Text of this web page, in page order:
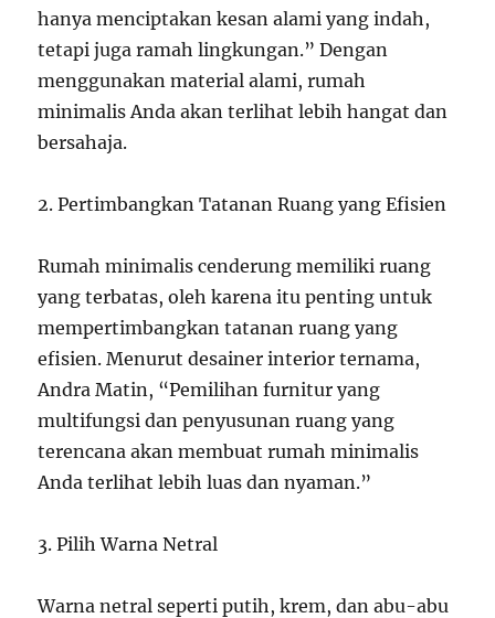
hanya menciptakan kesan alami yang indah,
tetapi juga ramah lingkungan.” Dengan
menggunakan material alami, rumah
minimalis Anda akan terlihat lebih hangat dan
bersahaja.
2. Pertimbangkan Tatanan Ruang yang Efisien
Rumah minimalis cenderung memiliki ruang
yang terbatas, oleh karena itu penting untuk
mempertimbangkan tatanan ruang yang
efisien. Menurut desainer interior ternama,
Andra Matin, “Pemilihan furnitur yang
multifungsi dan penyusunan ruang yang
terencana akan membuat rumah minimalis
Anda terlihat lebih luas dan nyaman.”
3. Pilih Warna Netral
Warna netral seperti putih, krem, dan abu-abu